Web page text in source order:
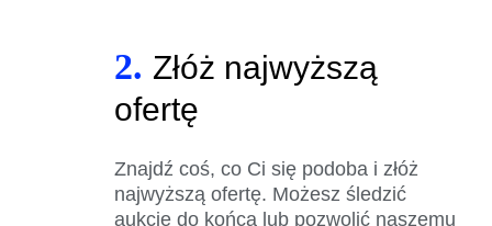
2. Złóż najwyższą
ofertę
Znajdź coś, co Ci się podoba i złóż
najwyższą ofertę. Możesz śledzić
aukcję do końca lub pozwolić naszemu